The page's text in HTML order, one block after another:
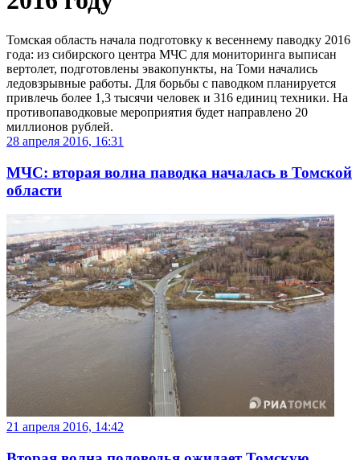
Томская область начала подготовку к весеннему паводку 2016
года: из сибирского центра МЧС для мониторинга выписан
вертолет, подготовлены эвакопункты, на Томи начались
ледовзрывные работы. Для борьбы с паводком планируется
привлечь более 1,3 тысячи человек и 316 единиц техники. На
противопаводковые мероприятия будет направлено 20
миллионов рублей.
28 апреля 2016, 16:31
МЧС: вторая волна паводка началась в Томской
области
21 апреля 2016, 14:42